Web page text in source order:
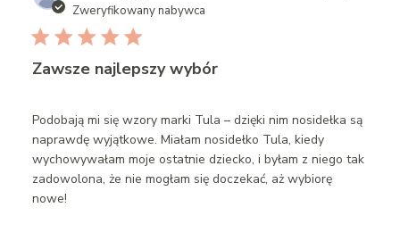
Zweryfikowany nabywca
Zawsze najlepszy wybór
Podobają mi się wzory marki Tula – dzięki nim nosidełka są
naprawdę wyjątkowe. Miałam nosidełko Tula, kiedy
wychowywałam moje ostatnie dziecko, i byłam z niego tak
zadowolona, że nie mogłam się doczekać, aż wybiorę
nowe!